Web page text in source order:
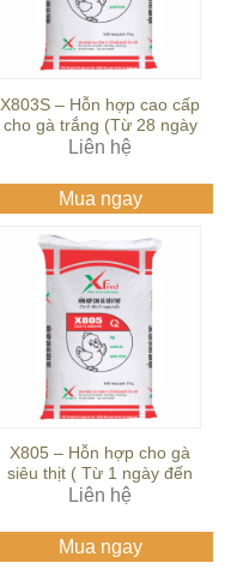
X803S – Hỗn hợp cao cấp
cho gà trắng (Từ 28 ngày
đến 42 ngày tuổi)
Liên hệ
Mua ngay
X805 – Hỗn hợp cho gà
siêu thịt ( Từ 1 ngày đến
21 ngày tuổi)
Liên hệ
Mua ngay